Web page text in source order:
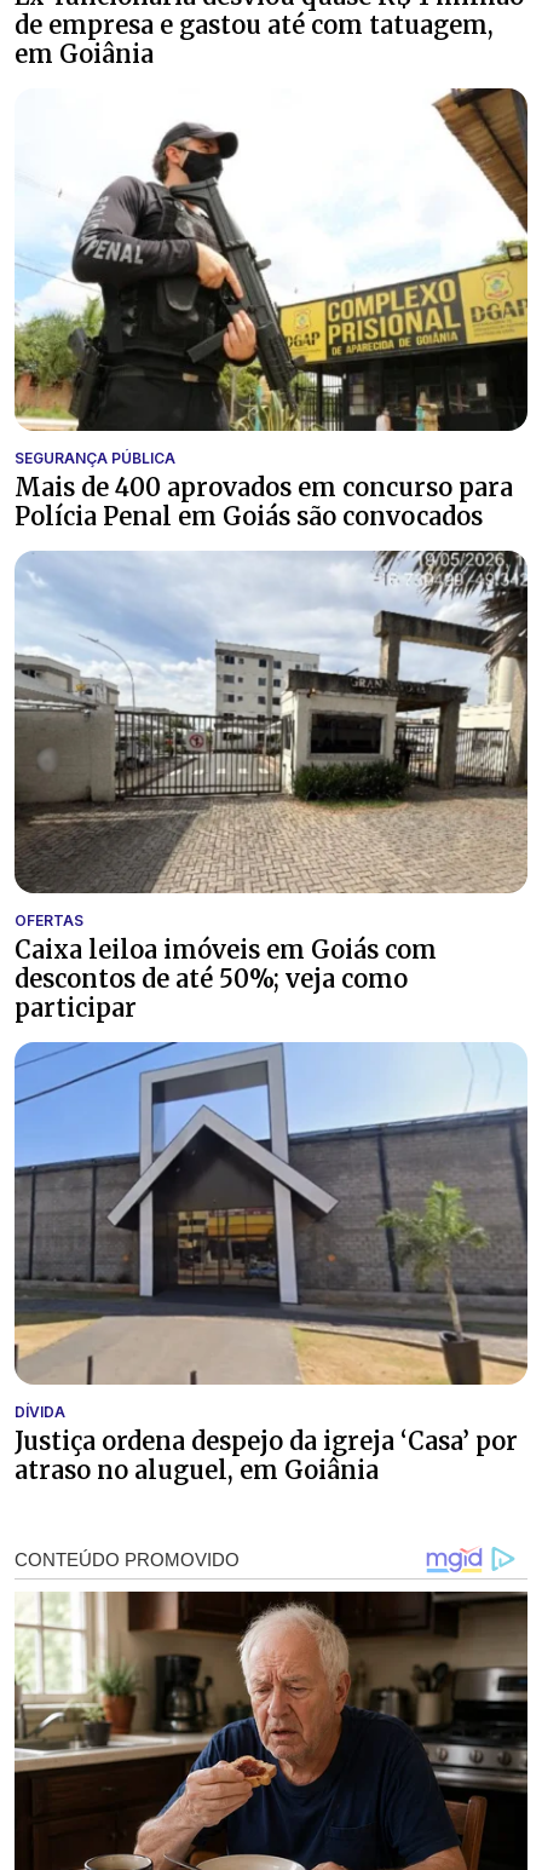
de empresa e gastou até com tatuagem,
em Goiânia
SEGURANÇA PÚBLICA
Mais de 400 aprovados em concurso para
Polícia Penal em Goiás são convocados
OFERTAS
Caixa leiloa imóveis em Goiás com
descontos de até 50%; veja como
participar
DÍVIDA
Justiça ordena despejo da igreja ‘Casa’ por
atraso no aluguel, em Goiânia